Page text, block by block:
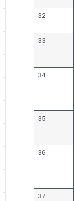
32
33
34
35
36
37